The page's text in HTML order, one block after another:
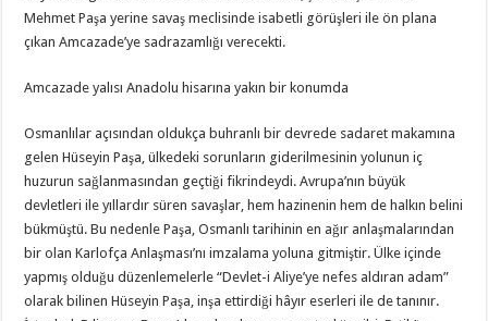
Mehmet Paşa yerine savaş meclisinde isabetli görüşleri ile ön plana
çıkan Amcazade’ye sadrazamlığı verecekti.
Amcazade yalısı Anadolu hisarına yakın bir konumda
Osmanlılar açısından oldukça buhranlı bir devrede sadaret makamına
gelen Hüseyin Paşa, ülkedeki sorunların giderilmesinin yolunun iç
huzurun sağlanmasından geçtiği fikrindeydi. Avrupa’nın büyük
devletleri ile yıllardır süren savaşlar, hem hazinenin hem de halkın belini
bükmüştü. Bu nedenle Paşa, Osmanlı tarihinin en ağır anlaşmalarından
bir olan Karlofça Anlaşması’nı imzalama yoluna gitmiştir. Ülke içinde
yapmış olduğu düzenlemelerle “Devlet-i Aliye’ye nefes aldıran adam”
olarak bilinen Hüseyin Paşa, inşa ettirdiği hâyır eserleri ile de tanınır.